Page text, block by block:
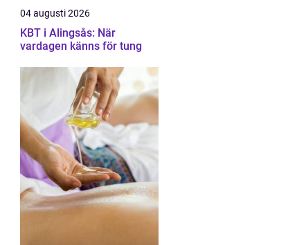
04 augusti 2026
KBT i Alingsås: När
vardagen känns för tung